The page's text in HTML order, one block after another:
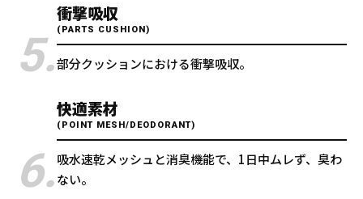
5.
衝撃吸収
(PARTS CUSHION)
部分クッションにおける衝撃吸収。
6.
快適素材
(POINT MESH/DEODORANT)
吸水速乾メッシュと消臭機能で、1日中ムレず、臭わ
ない。